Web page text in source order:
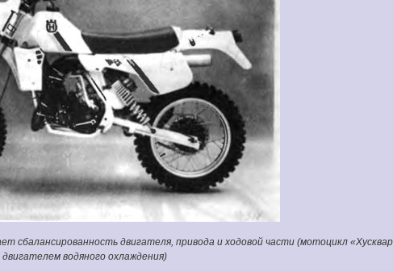
сбалансированность двигателя, привода и ходовой части (мотоцикл
двигателем водяного охлаждения)